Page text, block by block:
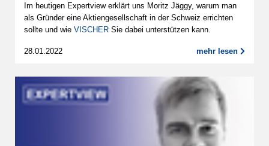
Im heutigen Expertview erklärt uns Moritz Jäggy, warum man
als Gründer eine Aktiengesellschaft in der Schweiz errichten
sollte und wie VISCHER Sie dabei unterstützen kann.
28.01.2022 mehr lesen